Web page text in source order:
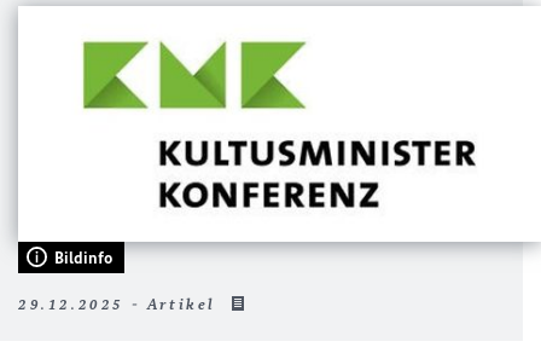
Bildinfo
29.12.2025 - Artikel